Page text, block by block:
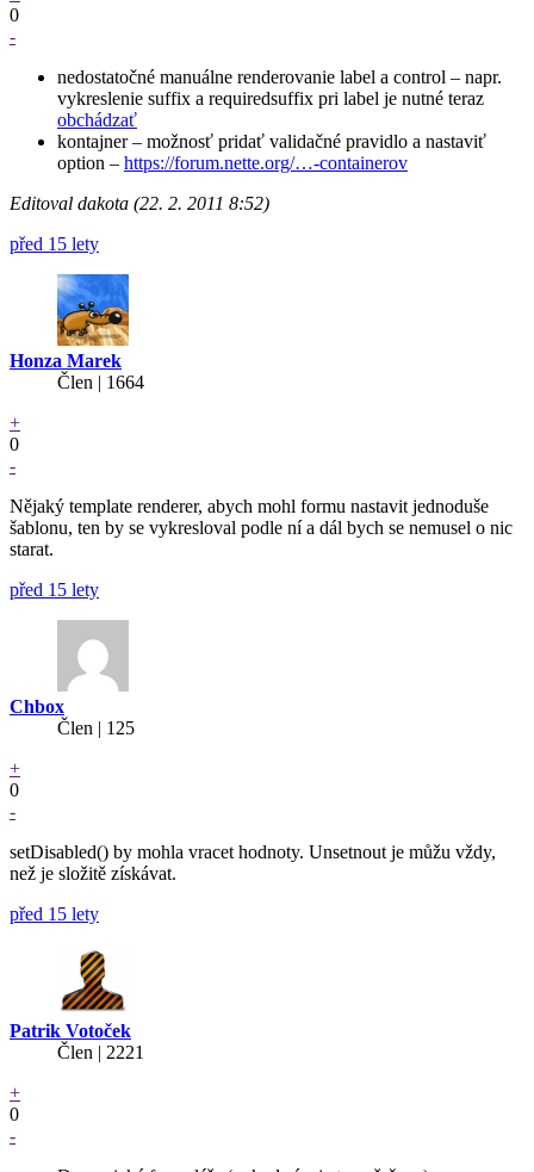
0
-
nedostatočné manuálne renderovanie label a control – napr.
vykreslenie suffix a requiredsuffix pri label je nutné teraz
obchádzať
kontajner – možnosť pridať validačné pravidlo a nastaviť
option – https://forum.nette.org/…-containerov
Editoval dakota (22. 2. 2011 8:52)
před 15 lety
Honza Marek
Člen | 1664
+
0
-
Nějaký template renderer, abych mohl formu nastavit jednoduše
šablonu, ten by se vykresloval podle ní a dál bych se nemusel o nic
starat.
před 15 lety
Chbox
Člen | 125
+
0
-
setDisabled() by mohla vracet hodnoty. Unsetnout je můžu vždy,
než je složitě získávat.
před 15 lety
Patrik Votoček
Člen | 2221
+
0
-